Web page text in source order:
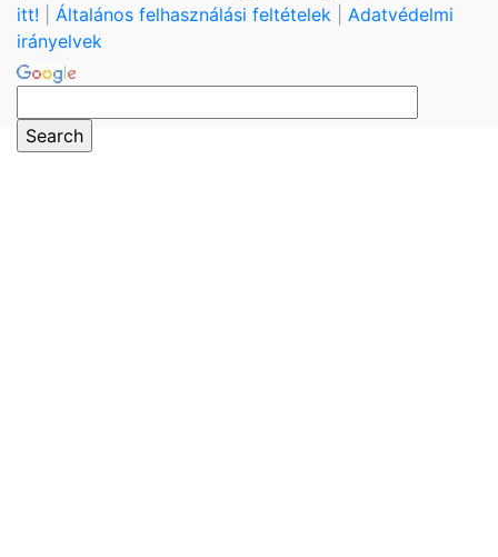
itt!
Általános felhasználási feltételek
Adatvédelmi
irányelvek